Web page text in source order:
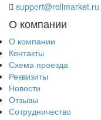
support@rollmarket.ru
О компании
О компании
Контакты
Схема проезда
Реквизиты
Новости
Отзывы
Сотрудничество